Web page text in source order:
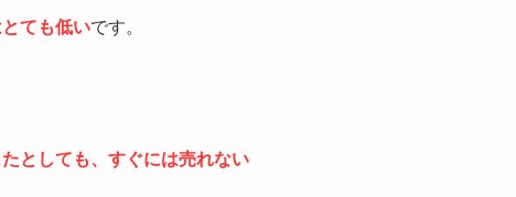
ても低いです。
としても、すぐには売れない